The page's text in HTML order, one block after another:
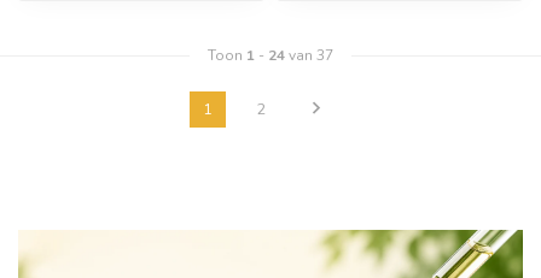
Toon 1 - 24van 37
1 2